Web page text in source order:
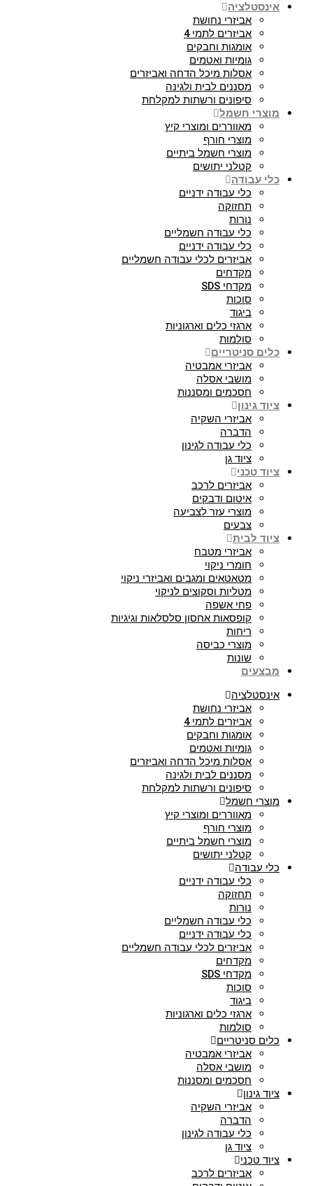
אינסטלציה
אביזרי נחושת
אביזרים לתמי 4
אומגות וחבקים
גומיות ואטמים
אסלות מיכל הדחה ואביזרים
מסננים לבית ולגינה
סיפונים ורשתות למקלחת
מוצרי חשמל
מאווררים ומוצרי קיץ
מוצרי חורף
מוצרי חשמל ביתיים
קטלני יתושים
כלי עבודה
כלי עבודה ידניים
תחזוקה
נורות
כלי עבודה חשמליים
כלי עבודה ידניים
אביזרים לכלי עבודה חשמליים
מקדחים
מקדחי SDS
סוכות
ביגוד
ארגזי כלים וארגוניות
סולמות
כלים סניטריים
אביזרי אמבטיה
מושבי אסלה
חסכמים ומסננות
ציוד גינון
אביזרי השקיה
הדברה
כלי עבודה לגינון
ציוד גן
ציוד טכני
אביזרים לרכב
איטום ודבקים
מוצרי עזר לצביעה
צבעים
ציוד לבית
אביזרי מטבח
חומרי ניקוי
מטאטאים ומגבים ואביזרי ניקוי
מטליות וסקוצים לניקוי
פחי אשפה
קופסאות אחסון סלסלאות וגיגיות
ריחות
מוצרי כביסה
שונות
מבצעים
אינסטלציה
אביזרי נחושת
אביזרים לתמי 4
אומגות וחבקים
גומיות ואטמים
אסלות מיכל הדחה ואביזרים
מסננים לבית ולגינה
סיפונים ורשתות למקלחת
מוצרי חשמל
מאווררים ומוצרי קיץ
מוצרי חורף
מוצרי חשמל ביתיים
קטלני יתושים
כלי עבודה
כלי עבודה ידניים
תחזוקה
נורות
כלי עבודה חשמליים
כלי עבודה ידניים
אביזרים לכלי עבודה חשמליים
מקדחים
מקדחי SDS
סוכות
ביגוד
ארגזי כלים וארגוניות
סולמות
כלים סניטריים
אביזרי אמבטיה
מושבי אסלה
חסכמים ומסננות
ציוד גינון
אביזרי השקיה
הדברה
כלי עבודה לגינון
ציוד גן
ציוד טכני
אביזרים לרכב